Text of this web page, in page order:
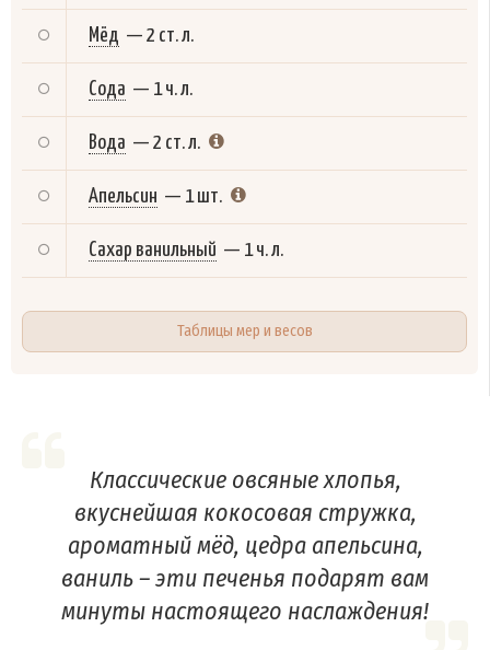
Мёд — 2 ст. л.
Сода — 1 ч. л.
Вода — 2 ст. л.
Апельсин — 1 шт.
Сахар ванильный — 1 ч. л.
Таблицы мер и весов
Классические овсяные хлопья,
вкуснейшая кокосовая стружка,
ароматный мёд, цедра апельсина,
ваниль – эти печенья подарят вам
минуты настоящего наслаждения!